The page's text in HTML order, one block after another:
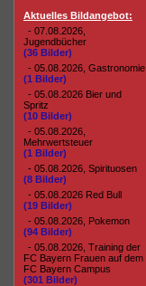
Aktuelles Bildangebot:
- 07.08.2026,
Jugendbücher
(36 Bilder)
- 05.08.2026, Gastronomie
(1 Bilder)
- 05.08.2026 Bier und
Spritz
(10 Bilder)
- 05.08.2026,
Mehrwertsteuer
(1 Bilder)
- 05.08.2026, Spirituosen
(8 Bilder)
- 05.08.2026 Red Bull
(19 Bilder)
- 05.08.2026, Pokemon
(94 Bilder)
- 05.08.2026, Training der
FC Bayern Frauen auf dem
FC Bayern Campus
(301 Bilder)